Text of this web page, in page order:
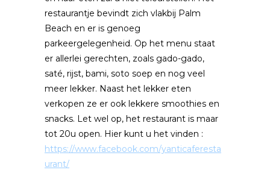
restaurantje bevindt zich vlakbij Palm
Beach en er is genoeg
parkeergelegenheid. Op het menu staat
er allerlei gerechten, zoals gado-gado,
saté, rijst, bami, soto soep en nog veel
meer lekker. Naast het lekker eten
verkopen ze er ook lekkere smoothies en
snacks. Let wel op, het restaurant is maar
tot 20u open. Hier kunt u het vinden :
https://www.facebook.com/yanticaferesta
urant/